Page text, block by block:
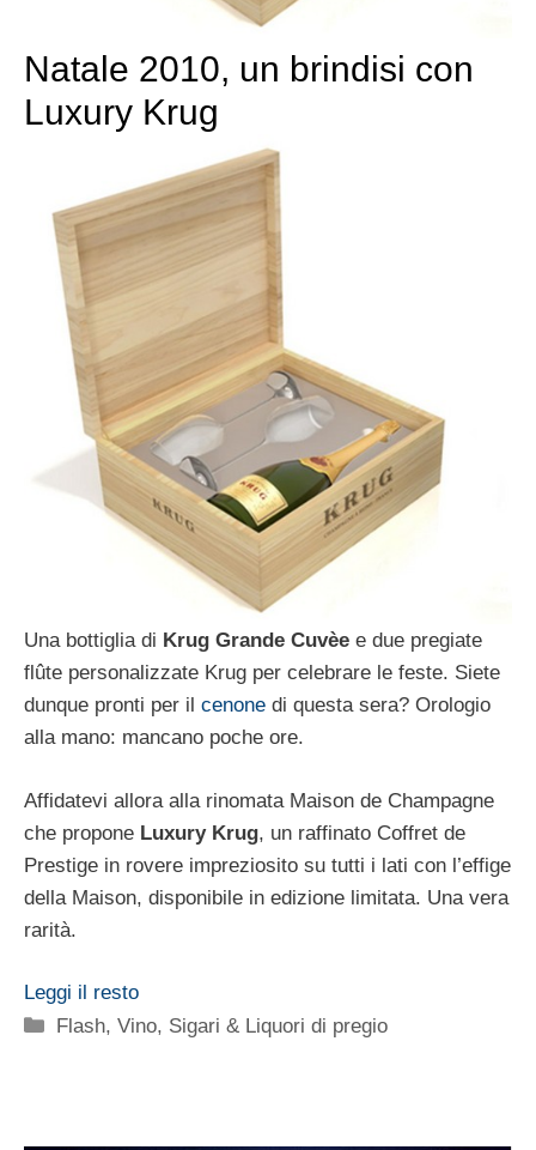
Natale 2010, un brindisi con
Luxury Krug
Una bottiglia di Krug Grande Cuvèe e due pregiate
flûte personalizzate Krug per celebrare le feste. Siete
dunque pronti per il cenone di questa sera? Orologio
alla mano: mancano poche ore.
Affidatevi allora alla rinomata Maison de Champagne
che propone Luxury Krug, un raffinato Coffret de
Prestige in rovere impreziosito su tutti i lati con l’effige
della Maison, disponibile in edizione limitata. Una vera
rarità.
Leggi il resto
Categorie
Flash,Vino, Sigari & Liquori di pregio